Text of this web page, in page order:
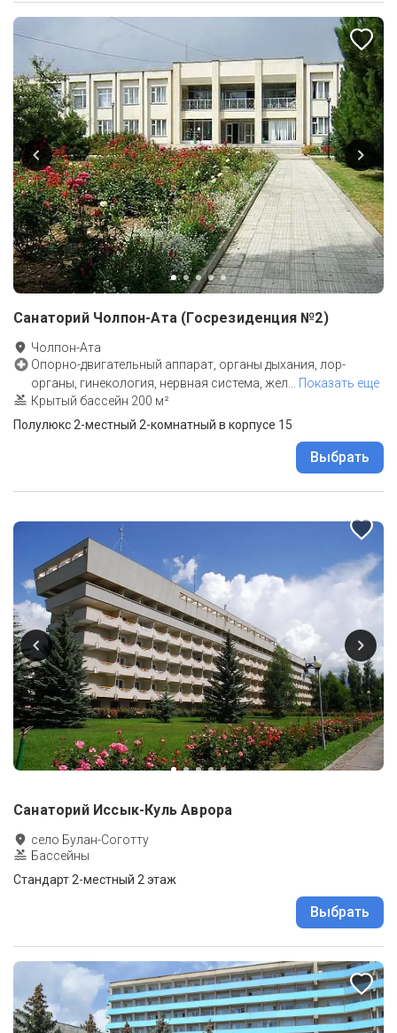
Санаторий Чолпон-Ата (Госрезиденция №2)
Чолпон-Ата
Опорно-двигательный аппарат, органы дыхания, лор-
органы, гинекология, нервная система, жел… Показать еще
Крытый бассейн 200 м²
Полулюкс 2-местный 2-комнатный в корпусе 15
Выбрать
Санаторий Иссык-Куль Аврора
село Булан-Соготту
Бассейны
Стандарт 2-местный 2 этаж
Выбрать